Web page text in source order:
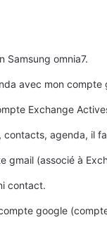
Samsung omnia7.
avec mon compte
Exchange
contacts, agenda,
gmail (associé à
contact.
google